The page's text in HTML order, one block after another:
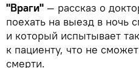
"Враги" — рассказ о
поехать на выезд в ночь
и который испытывает
к пациенту, что не
смерти.